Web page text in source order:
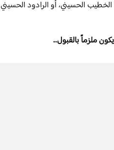
الحسيني، أو الرادود
ملزماً بالقبول..